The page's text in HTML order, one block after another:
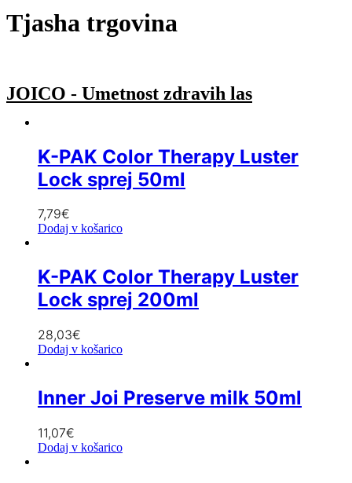
Tjasha trgovina
JOICO - Umetnost zdravih las
K-PAK Color Therapy Luster
Lock sprej 50ml
7,79€
Dodaj v košarico
K-PAK Color Therapy Luster
Lock sprej 200ml
28,03€
Dodaj v košarico
Inner Joi Preserve milk 50ml
11,07€
Dodaj v košarico